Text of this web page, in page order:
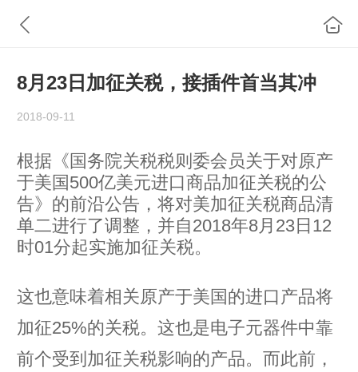
8月23日加征关税，接插件首当其冲
2018-09-11
根据《国务院关税税则委会员关于对原产
于美国500亿美元进口商品加征关税的公
告》的前沿公告，将对美加征关税商品清
单二进行了调整，并自2018年8月23日12
时01分起实施加征关税。
这也意味着相关原产于美国的进口产品将
加征25%的关税。这也是电子元器件中靠
前个受到加征关税影响的产品。而此前，